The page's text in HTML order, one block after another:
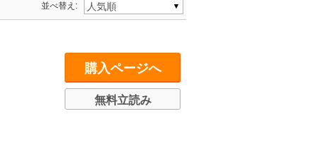
並べ替え:
購入ページへ
無料立読み